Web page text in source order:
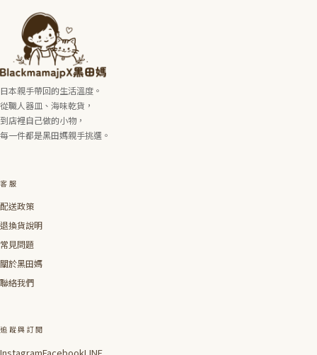
日本親手帶回的生活溫度。
從職人器皿、海味乾貨，
到店裡自己做的小物，
每一件都是黑田媽親手挑選。
客服
配送政策
退換貨說明
常見問題
關於黑田媽
聯絡我們
追蹤與訂閱